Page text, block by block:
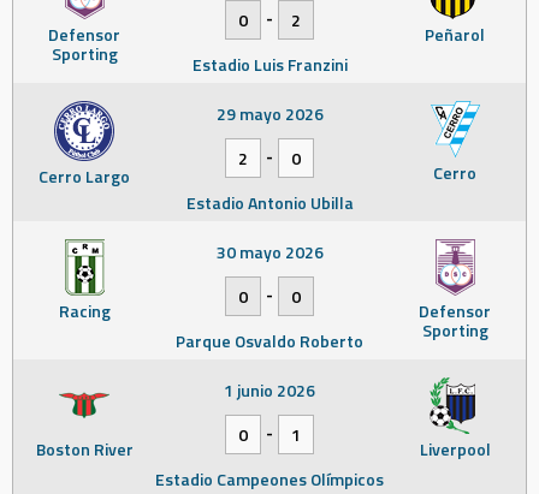
Defensor
Sporting
Peñarol
0
-
2
Estadio Luis Franzini
Cerro Largo Cerro
29 mayo 2026
2
-
0
Estadio Antonio Ubilla
Racing Defensor
Sporting
30 mayo 2026
0
-
0
Parque Osvaldo Roberto
Boston River Liverpool
1 junio 2026
0
-
1
Estadio Campeones Olímpicos